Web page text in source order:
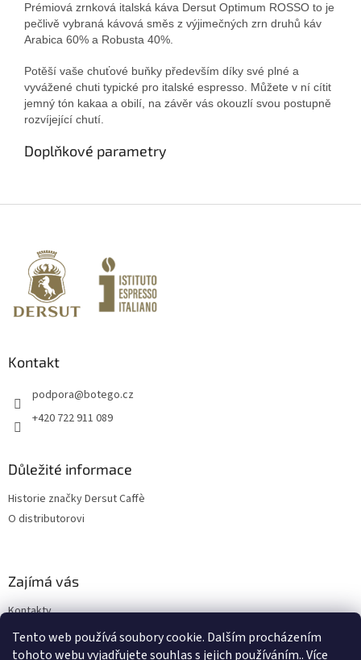
Tento web používá soubory cookie. Dalším procházením
tohoto webu vyjadřujete souhlas s jejich používáním.. Více
Prémiová zrnková italská káva Dersut Optimum ROSSO to je
pečlivě vybraná kávová směs z výjimečných zrn druhů káv
Arabica 60% a Robusta 40%.
Potěší vaše chuťové buňky především díky své plné a
vyvážené chuti typické pro italské espresso. Můžete v ní cítit
jemný tón kakaa a obilí, na závěr vás okouzlí svou postupně
rozvíjející chutí.
Doplňkové parametry
Kontakt
podpora@botego.cz
+420 722 911 089
Důležité informace
Historie značky Dersut Caffè
O distributorovi
Zajímá vás
Kontakty
Blog